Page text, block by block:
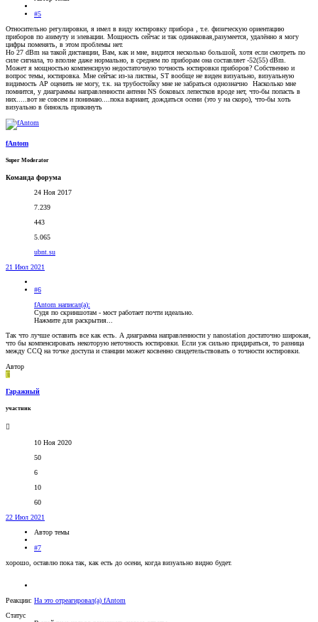
#5
Относительно регулировки, я имел в виду юстировку прибора
, т.е. физическую ориентацию
приборов по азимуту и элевации. Мощность сейчас и так одинаковая,разумеется, удалённо я могу
цифры поменять, в этом проблемы нет.
Но 27 dBm на такой дистанции, Вам, как и мне, видится несколько большой, хотя если смотреть по
силе сигнала, то вполне даже нормально, в среднем по приборам она составляет -52(55) dBm.
Может я мощностью компенсирую недостаточную точность юстировки приборов? Собственно и
вопрос темы, юстировка. Мне сейчас из-за листвы, ST вообще не виден визуально, визуальную
видимость AP оценить не могу, т.к. на трубостойку мне не забраться однозначно
Насколько мне
помнится, у диаграммы направленности антенн NS боковых лепестков вроде нет, что-бы попасть в
них.....вот не совсем и понимаю....пока вариант, дождаться осени (это у на скоро), что-бы хоть
визуально в бинокль прикинуть
fAntom
Super Moderator
Команда форума
24 Ноя 2017
7.239
443
5.065
ubnt.su
21 Июл 2021
#6
fAntom написал(а):
Судя по скриншотам - мост работает почти идеально.
Нажмите для раскрытия...
Так что лучше оставить все как есть. А диаграмма направленности у nanostation достаточно широкая,
что бы компенсировать некоторую неточность юстировки. Если уж сильно придираться, то разница
между CCQ на точке доступа и станции может косвенно свидетельствовать о точности юстировки.
Автор
Г
Гаражный
участник
10 Ноя 2020
50
6
10
60
22 Июл 2021
Автор темы
#7
хорошо, оставлю пока так, как есть до осени, когда визуально видно будет.
Реакции: На это отреагировал(а) fAntom
Статус